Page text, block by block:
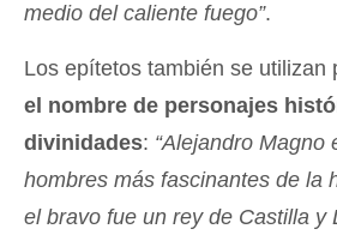
medio del caliente fuego”.
Los epítetos también se utilizan
el nombre de personajes
divinidades: “Alejandro Magno
hombres más fascinantes de la
el bravo fue un rey de Castilla y